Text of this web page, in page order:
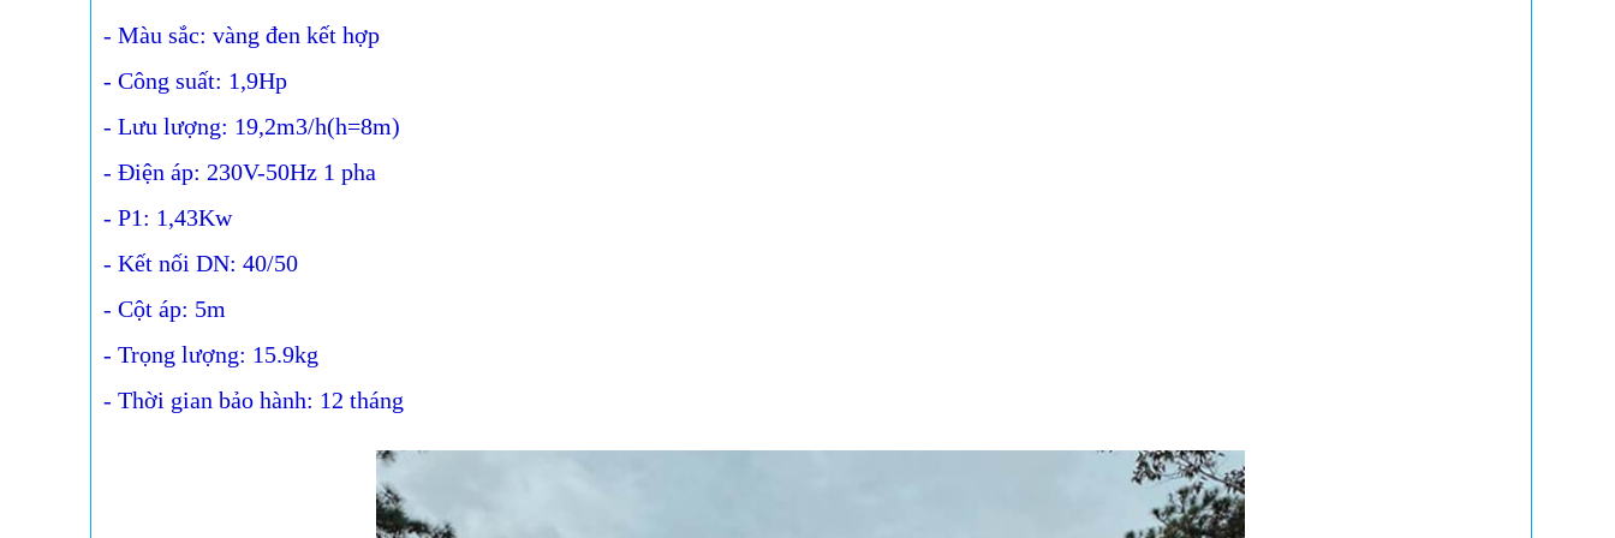
- Màu sắc: vàng đen kết hợp
- Công suất: 1,9Hp
- Lưu lượng: 19,2m3/h(h=8m)
- Điện áp: 230V-50Hz 1 pha
- P1: 1,43Kw
- Kết nối DN: 40/50
- Cột áp: 5m
- Trọng lượng: 15.9kg
- Thời gian bảo hành: 12 tháng